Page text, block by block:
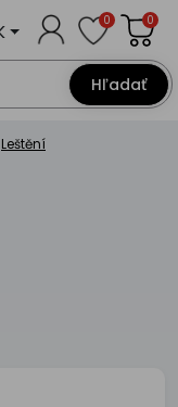
Hľadať
0 0
Leštění